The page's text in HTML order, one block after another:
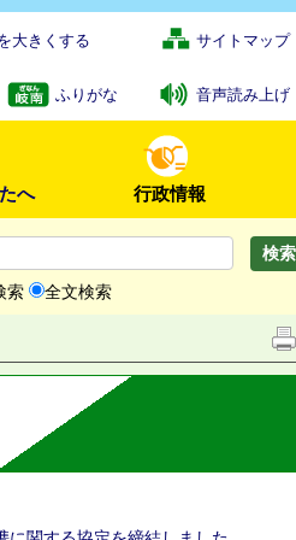
大きくする サイトマップ
ふりがな 音声読み上げ
へ 行政情報
索 全文検索